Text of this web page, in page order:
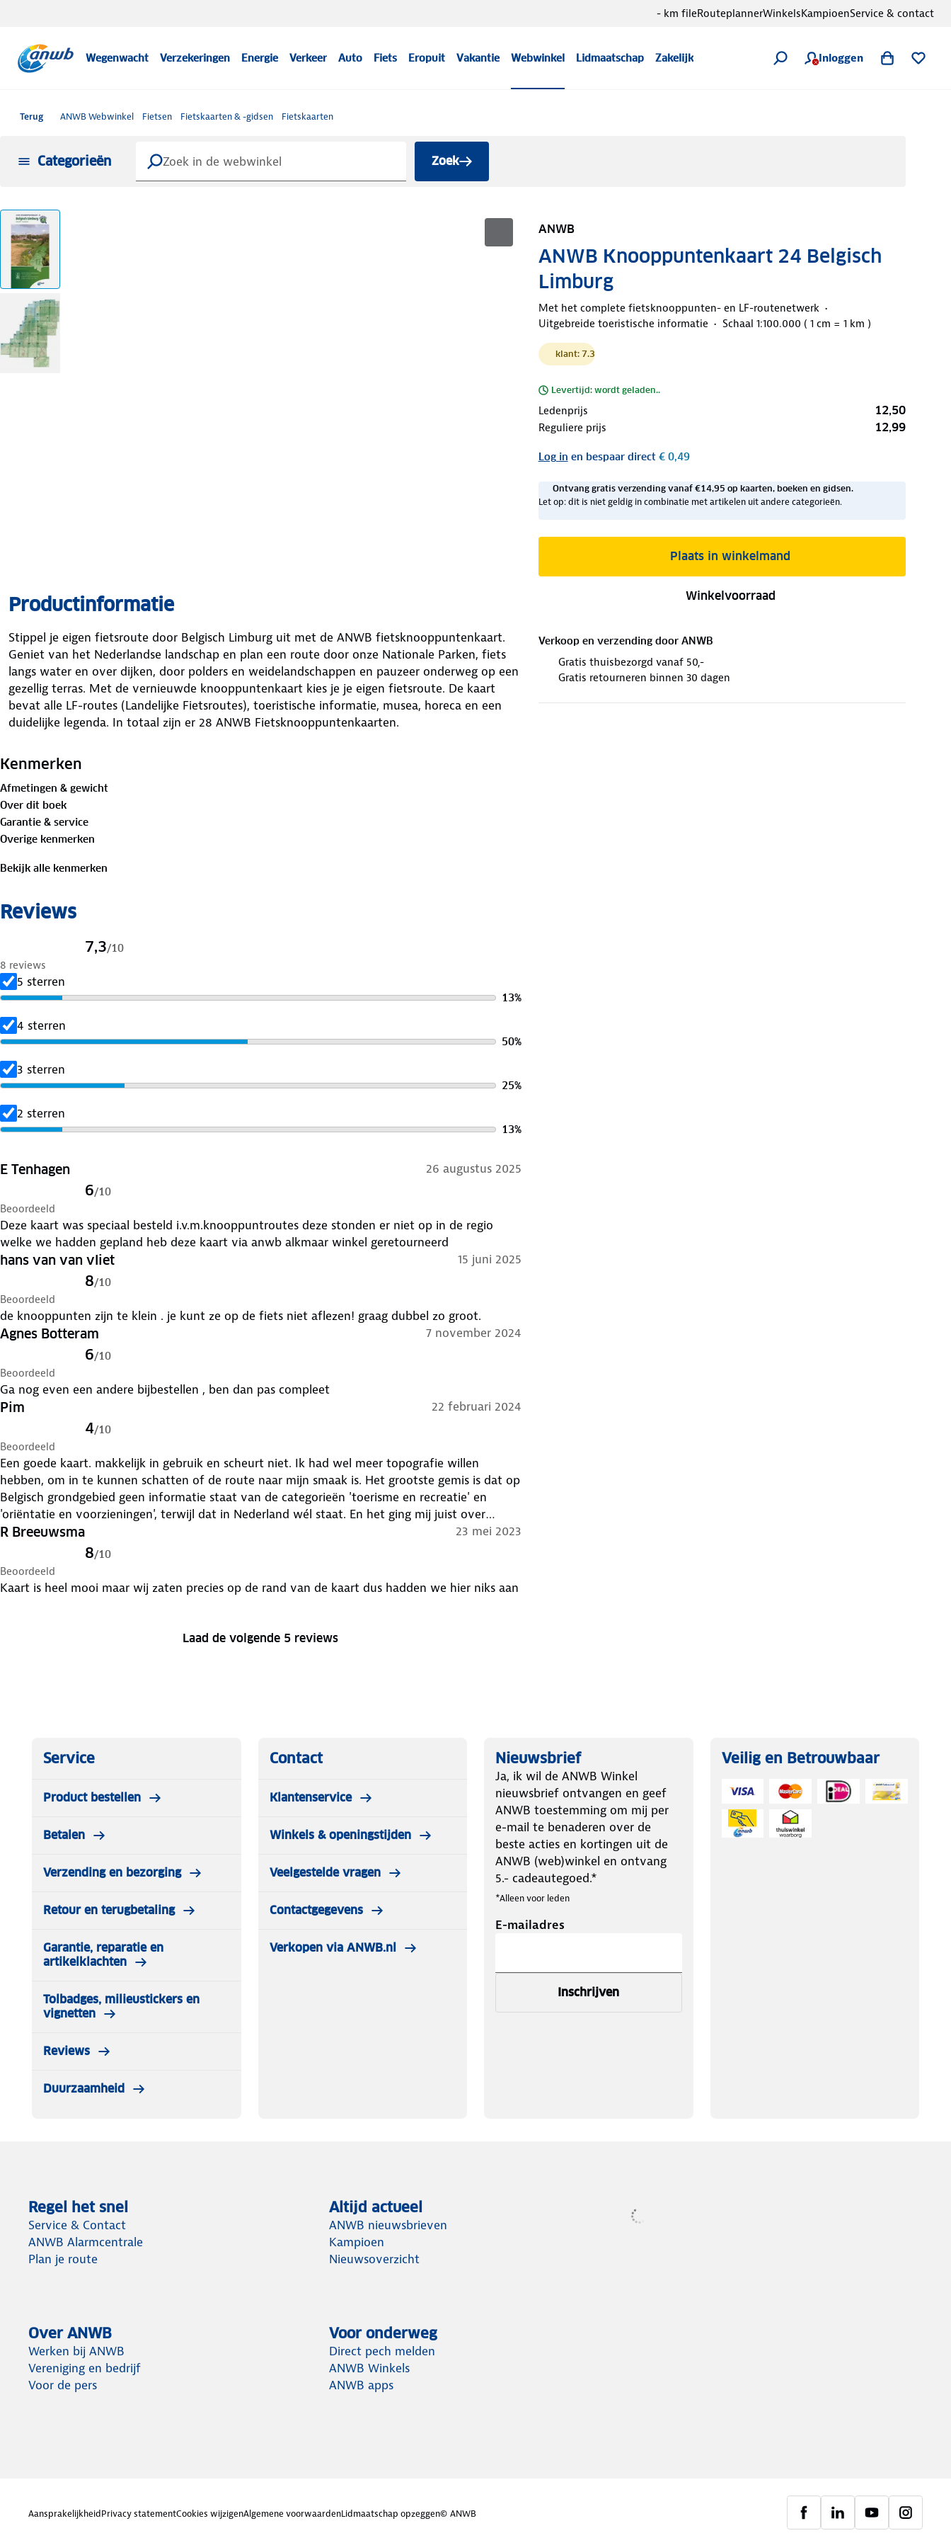
Wegenwacht Verzekeringen Energie Verkeer Auto Fiets Eropuit Vakantie Webwinkel Lidmaatschap Zakelijk Inloggen
- km fileRouteplannerWinkelsKampioenService & contact
Terug ANWB Webwinkel Fietsen Fietskaarten & -gidsen Fietskaarten
Categorieën Zoek
ANWB
ANWB Knooppuntenkaart 24 Belgisch
Limburg
Met het complete fietsknooppunten- en LF-routenetwerk
Uitgebreide toeristische informatie
Schaal 1:100.000 ( 1 cm = 1 km )
klant: 7.3
Levertijd: wordt geladen..
Ledenprijs 12,50
Reguliere prijs 12,99
Log in en bespaar direct€ 0,49
Ontvang gratis verzending vanaf €14,95 op kaarten, boeken en gidsen.
Let op: dit is niet geldig in combinatie met artikelen uit andere categorieën.
Plaats in winkelmand
Winkelvoorraad
Verkoop en verzending door ANWB
Gratis thuisbezorgd vanaf 50,-
Gratis retourneren binnen 30 dagen
Productinformatie
Stippel je eigen fietsroute door Belgisch Limburg uit met de ANWB fietsknooppuntenkaart.
Geniet van het Nederlandse landschap en plan een route door onze Nationale Parken, fiets
langs water en over dijken, door polders en weidelandschappen en pauzeer onderweg op een
gezellig terras. Met de vernieuwde knooppuntenkaart kies je je eigen fietsroute. De kaart
bevat alle LF-routes (Landelijke Fietsroutes), toeristische informatie, musea, horeca en een
duidelijke legenda. In totaal zijn er 28 ANWB Fietsknooppuntenkaarten.
Kenmerken
Afmetingen & gewicht
Over dit boek
Garantie & service
Overige kenmerken
Bekijk alle kenmerken
Reviews
7,3/10
8 reviews
5 sterren
13%
4 sterren
50%
3 sterren
25%
2 sterren
13%
E Tenhagen 26 augustus 2025
6/10
Beoordeeld
Deze kaart was speciaal besteld i.v.m.knooppuntroutes deze stonden er niet op in de regio
welke we hadden gepland heb deze kaart via anwb alkmaar winkel geretourneerd
hans van van vliet 15 juni 2025
8/10
Beoordeeld
de knooppunten zijn te klein . je kunt ze op de fiets niet aflezen! graag dubbel zo groot.
Agnes Botteram 7 november 2024
6/10
Beoordeeld
Ga nog even een andere bijbestellen , ben dan pas compleet
Pim 22 februari 2024
4/10
Beoordeeld
Een goede kaart. makkelijk in gebruik en scheurt niet. Ik had wel meer topografie willen
hebben, om in te kunnen schatten of de route naar mijn smaak is. Het grootste gemis is dat op
Belgisch grondgebied geen informatie staat van de categorieën 'toerisme en recreatie' en
'oriëntatie en voorzieningen', terwijl dat in Nederland wél staat. En het ging mij juist over
België, omdat Nederlandse kaart volop voorhanden zijn.
R Breeuwsma 23 mei 2023
8/10
Beoordeeld
Kaart is heel mooi maar wij zaten precies op de rand van de kaart dus hadden we hier niks aan
Laad de volgende 5 reviews
Service
Product bestellen
Betalen
Verzending en bezorging
Retour en terugbetaling
Garantie, reparatie en
artikelklachten
Tolbadges, milieustickers en
vignetten
Reviews
Duurzaamheid
Contact
Klantenservice
Winkels & openingstijden
Veelgestelde vragen
Contactgegevens
Verkopen via ANWB.nl
Nieuwsbrief
Ja, ik wil de ANWB Winkel
nieuwsbrief ontvangen en geef
ANWB toestemming om mij per
e-mail te benaderen over de
beste acties en kortingen uit de
ANWB (web)winkel en ontvang
5.- cadeautegoed.*
*Alleen voor leden
E-mailadres
Inschrijven
Veilig en Betrouwbaar
Regel het snel
Service & Contact
ANWB Alarmcentrale
Plan je route
Altijd actueel
ANWB nieuwsbrieven
Kampioen
Nieuwsoverzicht
Over ANWB
Werken bij ANWB
Vereniging en bedrijf
Voor de pers
Voor onderweg
Direct pech melden
ANWB Winkels
ANWB apps
AansprakelijkheidPrivacy statementCookies wijzigenAlgemene voorwaardenLidmaatschap opzeggen© ANWB